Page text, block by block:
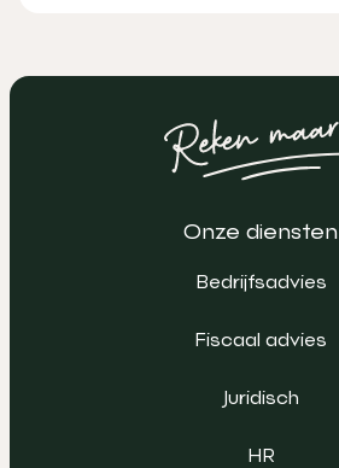
Onze diensten
Bedrijfsadvies
Fiscaal advies
Juridisch
HR